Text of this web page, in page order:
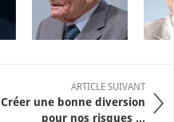
ARTICLE SUIVANT
Créer une bonne diversion
pour nos risques ...